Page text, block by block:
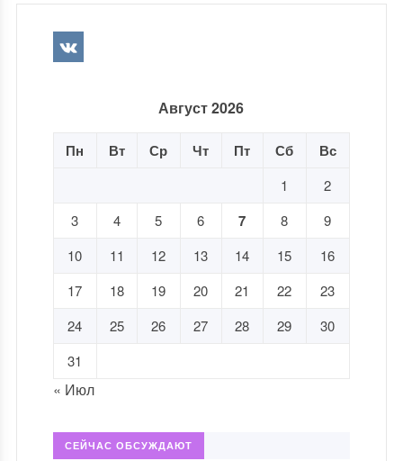
Август 2026
Пн Вт Ср Чт Пт Сб Вс
1
2
3
4 5 6 7 8
9
10
11 12 13 14 15
16
17
18 19 20 21 22
23
24
25 26 27 28 29
30
31
« Июл
СЕЙЧАС ОБСУЖДАЮТ